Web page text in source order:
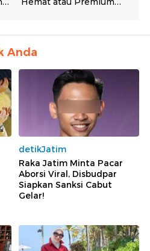
Anda
detikJatim
Raka Jatim Minta Pacar
Aborsi Viral, Disbudpar
Siapkan Sanksi Cabut
Gelar!